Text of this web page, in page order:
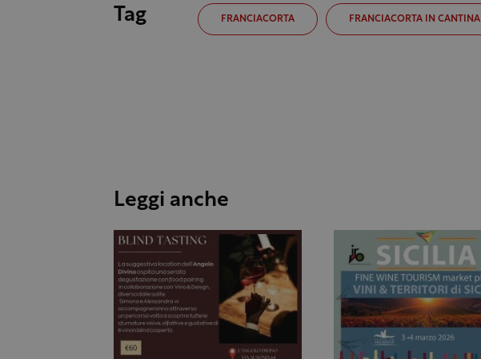
Tag FRANCIACORTA FRANCIACORTA IN CANTINA
Leggi anche